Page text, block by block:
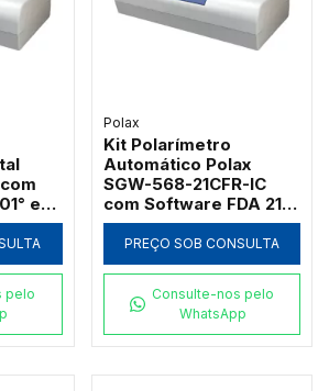
e
pelo
Polax
Kit Polarímetro
Automático Polax
SGW-568-21CFR-IC
com Software FDA 21
CFR Part 11
PREÇO SOB CONSULTA
Consulte-nos pelo
WhatsApp